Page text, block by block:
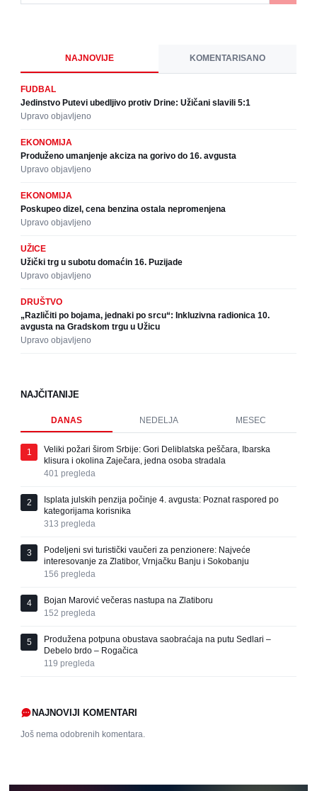
NAJNOVIJE KOMENTARISANO
FUDBAL
Jedinstvo Putevi ubedljivo protiv Drine: Užičani slavili 5:1
Upravo objavljeno
EKONOMIJA
Produženo umanjenje akciza na gorivo do 16. avgusta
Upravo objavljeno
EKONOMIJA
Poskupeo dizel, cena benzina ostala nepromenjena
Upravo objavljeno
UŽICE
Užički trg u subotu domaćin 16. Puzijade
Upravo objavljeno
DRUŠTVO
„Različiti po bojama, jednaki po srcu“: Inkluzivna radionica 10.
avgusta na Gradskom trgu u Užicu
Upravo objavljeno
NAJČITANIJE
DANAS NEDELJA MESEC
1
Veliki požari širom Srbije: Gori Deliblatska peščara, Ibarska
klisura i okolina Zaječara, jedna osoba stradala
401 pregleda
2
Isplata julskih penzija počinje 4. avgusta: Poznat raspored po
kategorijama korisnika
313 pregleda
3
Podeljeni svi turistički vaučeri za penzionere: Najveće
interesovanje za Zlatibor, Vrnjačku Banju i Sokobanju
156 pregleda
4
Bojan Marović večeras nastupa na Zlatiboru
152 pregleda
5
Produžena potpuna obustava saobraćaja na putu Sedlari –
Debelo brdo – Rogačica
119 pregleda
NAJNOVIJI KOMENTARI
Još nema odobrenih komentara.